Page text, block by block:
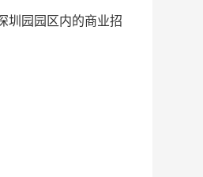
圳园园区内的商业招